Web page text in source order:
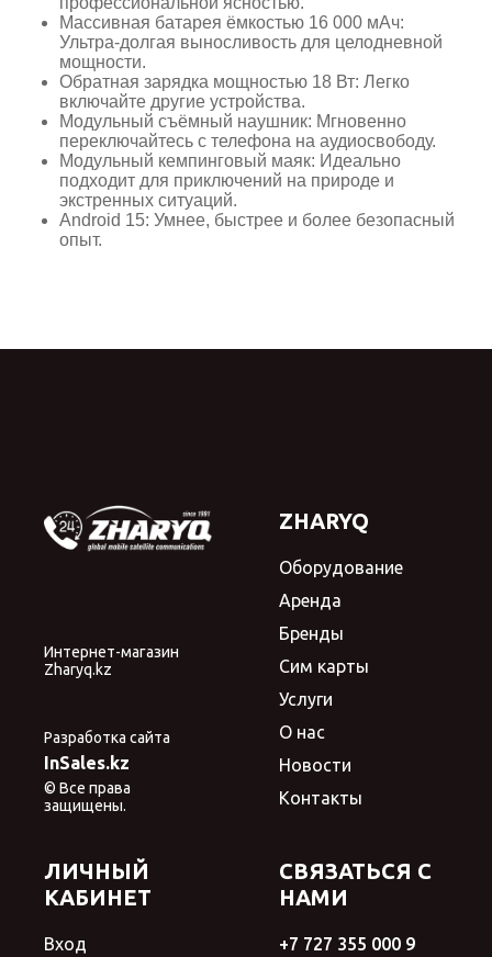
Массивная батарея ёмкостью 16 000 мАч:
Ультра-долгая выносливость для целодневной
мощности.
Обратная зарядка мощностью 18 Вт: Легко
включайте другие устройства.
Модульный съёмный наушник: Мгновенно
переключайтесь с телефона на аудиосвободу.
Модульный кемпинговый маяк: Идеально
подходит для приключений на природе и
экстренных ситуаций.
Android 15: Умнее, быстрее и более безопасный
опыт.
Интернет-магазин
Zharyq.kz
Разработка сайта
InSales.kz
© Все права
защищены.
ZHARYQ
Оборудование
Аренда
Бренды
Сим карты
Услуги
О нас
Новости
Контакты
ЛИЧНЫЙ
КАБИНЕТ
Вход
СВЯЗАТЬСЯ С
НАМИ
+7 727 355 000 9